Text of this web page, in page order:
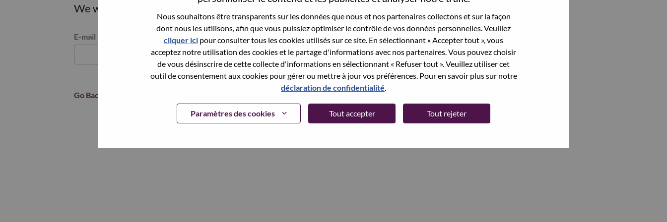
Nous souhaitons être transparents sur les données que nous et nos partenaires collectons et sur la façon
dont nous les utilisons, afin que vous puissiez optimiser le contrôle de vos données personnelles. Veuillez
cliquer ici pour consulter tous les cookies utilisés sur ce site. En sélectionnant « Accepter tout », vous
acceptez notre utilisation des cookies et le partage d'informations avec nos partenaires. Vous pouvez choisir
de vous désinscrire de cette collecte d'informations en sélectionnant « Refuser tout ». Veuillez utiliser cet
outil de consentement aux cookies pour gérer ou mettre à jour vos préférences. Pour en savoir plus sur notre
déclaration de confidentialité
Paramètres des cookies Tout accepter Tout rejeter
We will email you a link to reset your password.
Reset password with your e-mail
E-mail
Continue
Go Back